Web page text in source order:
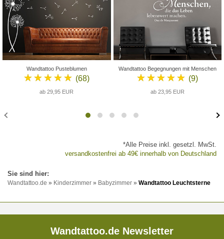
Wandtattoo Pusteblumen
★★★★★ (68)
ab 29,95 EUR
Wandtattoo Begegnungen mit Menschen
★★★★★ (9)
ab 23,95 EUR
*Alle Preise inkl. gesetzl. MwSt.
versandkostenfrei ab 49€ innerhalb von Deutschland
Wandtattoo.de » Kinderzimmer » Babyzimmer » Wandtattoo Leuchtsterne
Wandtattoo.de Newsletter